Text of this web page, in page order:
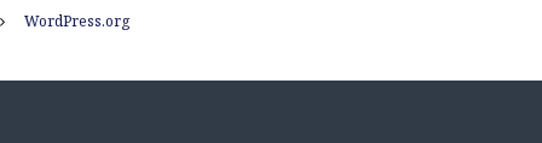
WordPress.org